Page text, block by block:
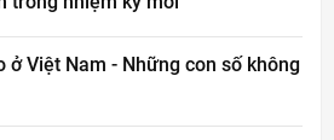
ở Việt Nam - Những con số không